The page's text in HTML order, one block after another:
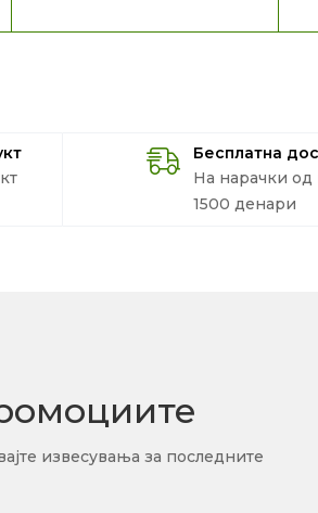
Бесплатна
На нарачки од
1500 денари
извесувања за последните